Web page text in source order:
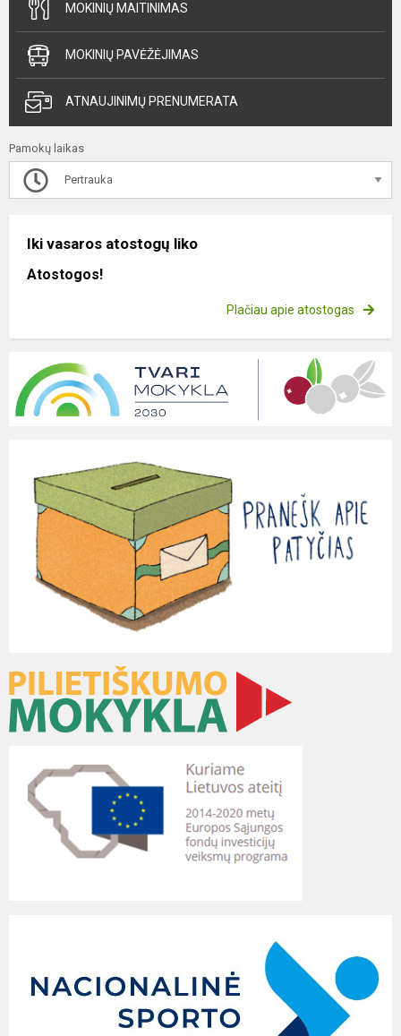
MOKINIŲ MAITINIMAS
MOKINIŲ PAVĖŽĖJIMAS
ATNAUJINIMŲ PRENUMERATA
Pamokų laikas
Pertrauka
Iki vasaros atostogų liko
Atostogos!
Plačiau apie atostogas